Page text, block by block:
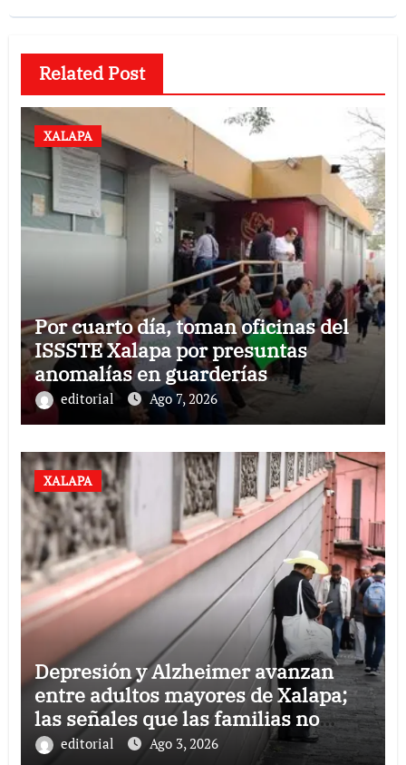
Related Post
XALAPA
Por cuarto día, toman oficinas del
ISSSTE Xalapa por presuntas
anomalías en guarderías
subrogadas
editorial Ago 7, 2026
XALAPA
Depresión y Alzheimer avanzan
entre adultos mayores de Xalapa;
las señales que las familias no
deben ignorar
editorial Ago 3, 2026